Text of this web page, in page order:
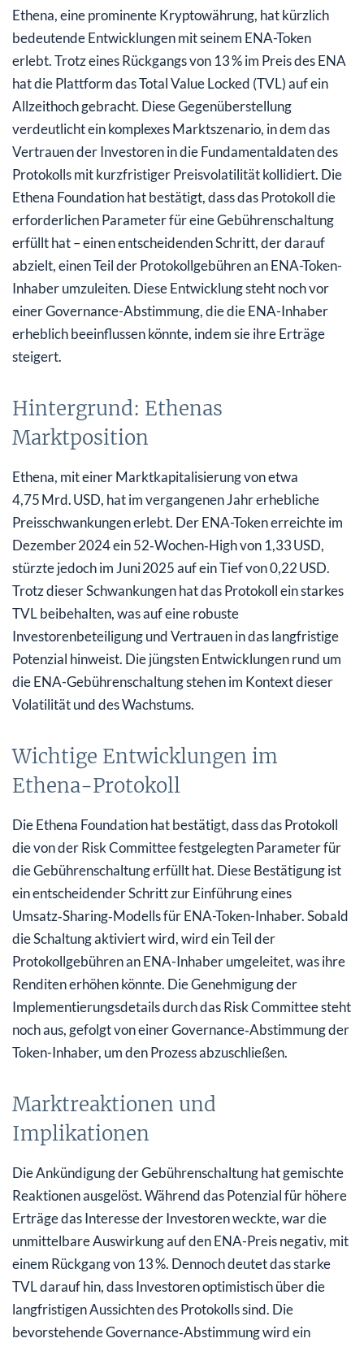
Ethena, eine prominente Kryptowährung, hat kürzlich
bedeutende Entwicklungen mit seinem ENA-Token
erlebt. Trotz eines Rückgangs von 13 % im Preis des ENA
hat die Plattform das Total Value Locked (TVL) auf ein
Allzeithoch gebracht. Diese Gegenüberstellung
verdeutlicht ein komplexes Marktszenario, in dem das
Vertrauen der Investoren in die Fundamentaldaten des
Protokolls mit kurzfristiger Preisvolatilität kollidiert. Die
Ethena Foundation hat bestätigt, dass das Protokoll die
erforderlichen Parameter für eine Gebührenschaltung
erfüllt hat – einen entscheidenden Schritt, der darauf
abzielt, einen Teil der Protokollgebühren an ENA-Token-
Inhaber umzuleiten. Diese Entwicklung steht noch vor
einer Governance-Abstimmung, die die ENA-Inhaber
erheblich beeinflussen könnte, indem sie ihre Erträge
steigert.
Hintergrund: Ethenas
Marktposition
Ethena, mit einer Marktkapitalisierung von etwa
4,75 Mrd. USD, hat im vergangenen Jahr erhebliche
Preisschwankungen erlebt. Der ENA-Token erreichte im
Dezember 2024 ein 52‑Wochen‑High von 1,33 USD,
stürzte jedoch im Juni 2025 auf ein Tief von 0,22 USD.
Trotz dieser Schwankungen hat das Protokoll ein starkes
TVL beibehalten, was auf eine robuste
Investorenbeteiligung und Vertrauen in das langfristige
Potenzial hinweist. Die jüngsten Entwicklungen rund um
die ENA-Gebührenschaltung stehen im Kontext dieser
Volatilität und des Wachstums.
Wichtige Entwicklungen im
Ethena-Protokoll
Die Ethena Foundation hat bestätigt, dass das Protokoll
die von der Risk Committee festgelegten Parameter für
die Gebührenschaltung erfüllt hat. Diese Bestätigung ist
ein entscheidender Schritt zur Einführung eines
Umsatz‑Sharing‑Modells für ENA-Token-Inhaber. Sobald
die Schaltung aktiviert wird, wird ein Teil der
Protokollgebühren an ENA-Inhaber umgeleitet, was ihre
Renditen erhöhen könnte. Die Genehmigung der
Implementierungsdetails durch das Risk Committee steht
noch aus, gefolgt von einer Governance‑Abstimmung der
Token-Inhaber, um den Prozess abzuschließen.
Marktreaktionen und
Implikationen
Die Ankündigung der Gebührenschaltung hat gemischte
Reaktionen ausgelöst. Während das Potenzial für höhere
Erträge das Interesse der Investoren weckte, war die
unmittelbare Auswirkung auf den ENA-Preis negativ, mit
einem Rückgang von 13 %. Dennoch deutet das starke
TVL darauf hin, dass Investoren optimistisch über die
langfristigen Aussichten des Protokolls sind. Die
bevorstehende Governance‑Abstimmung wird ein